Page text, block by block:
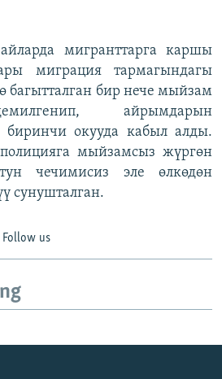
мигранттарга каршы
миграция тармагындагы
багытталган бир нече мыйзам
айрымдарын
окууда кабыл алды.
мыйзамсыз жүргөн
чечимисиз эле өлкөдөн
сунушталган.
Follow us